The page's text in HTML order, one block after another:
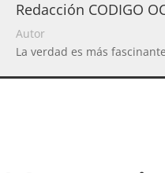
Redacción CODIGO
Autor
La verdad es más